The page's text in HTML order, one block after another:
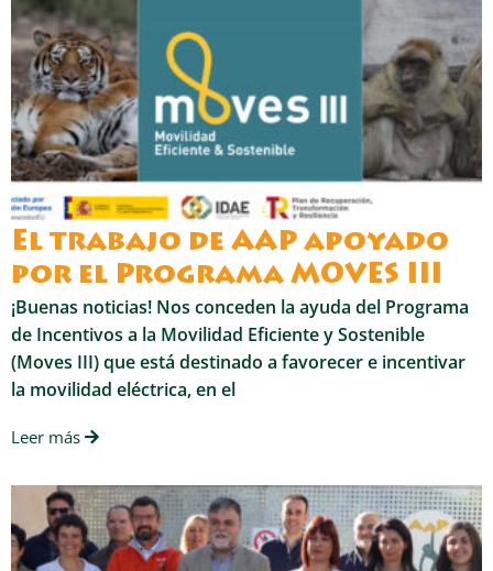
El trabajo de AAP apoyado
por el Programa MOVES III
¡Buenas noticias! Nos conceden la ayuda del Programa
de Incentivos a la Movilidad Eficiente y Sostenible
(Moves III) que está destinado a favorecer e incentivar
la movilidad eléctrica, en el
Leer más